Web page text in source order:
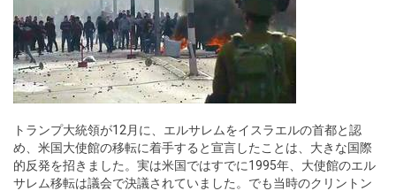
トランプ大統領が12月に、エルサレムをイスラエルの首都と認
め、米国大使館の移転に着手すると宣言したことは、大きな国際
的反発を招きました。実は米国ではすでに1995年、大使館のエル
サレム移転は議会で決議されていました。でも当時のクリントン